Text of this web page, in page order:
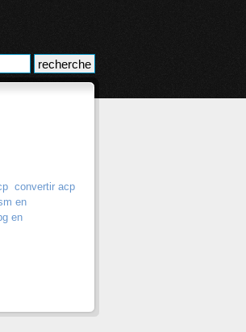
convertir acp
en
en